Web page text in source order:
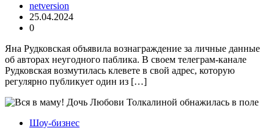
netversion
25.04.2024
0
Яна Рудковская объявила вознаграждение за личные данные
об авторах неугодного паблика. В своем телеграм-канале
Рудковская возмутилась клевете в свой адрес, которую
регулярно публикует один из […]
Шоу-бизнес